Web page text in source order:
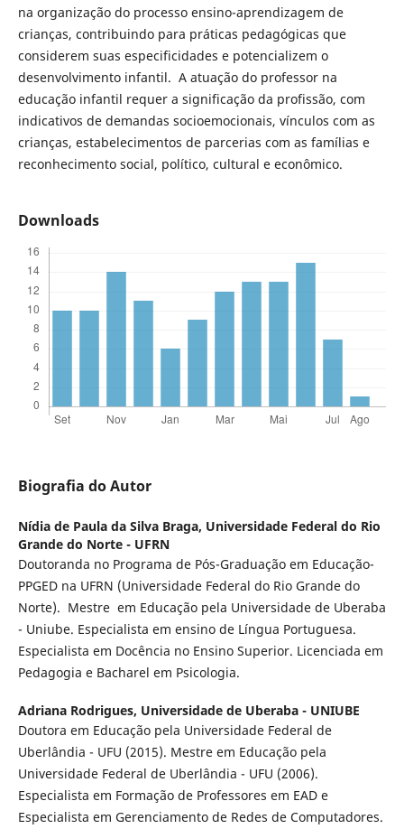
na organização do processo ensino-aprendizagem de
crianças, contribuindo para práticas pedagógicas que
considerem suas especificidades e potencializem o
desenvolvimento infantil. A atuação do professor na
educação infantil requer a significação da profissão, com
indicativos de demandas socioemocionais, vínculos com as
crianças, estabelecimentos de parcerias com as famílias e
reconhecimento social, político, cultural e econômico.
Downloads
Biografia do Autor
Nídia de Paula da Silva Braga, Universidade Federal do Rio
Grande do Norte - UFRN
Doutoranda no Programa de Pós-Graduação em Educação-
PPGED na UFRN (Universidade Federal do Rio Grande do
Norte). Mestre em Educação pela Universidade de Uberaba
- Uniube. Especialista em ensino de Língua Portuguesa.
Especialista em Docência no Ensino Superior. Licenciada em
Pedagogia e Bacharel em Psicologia.
Adriana Rodrigues, Universidade de Uberaba - UNIUBE
Doutora em Educação pela Universidade Federal de
Uberlândia - UFU (2015). Mestre em Educação pela
Universidade Federal de Uberlândia - UFU (2006).
Especialista em Formação de Professores em EAD e
Especialista em Gerenciamento de Redes de Computadores.